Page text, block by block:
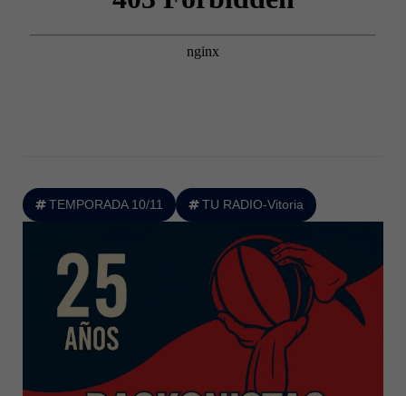
TEMPORADA 10/11 TU RADIO-Vitoria